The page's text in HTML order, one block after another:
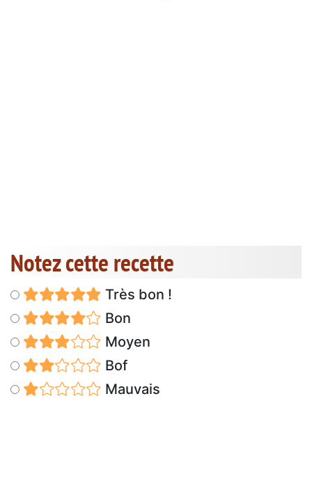
Notez cette recette
Très bon !
Bon
Moyen
Bof
Mauvais